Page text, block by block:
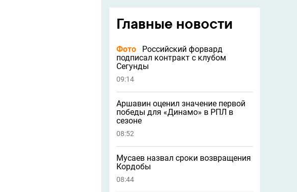
Главные новости
Фото
Российский форвард
подписал контракт с клубом
Сегунды
09:14
Аршавин оценил значение первой
победы для «Динамо» в РПЛ в
сезоне
08:52
Мусаев назвал сроки возвращения
Кордобы
08:44